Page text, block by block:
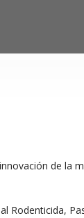
de la
Rodenticida,